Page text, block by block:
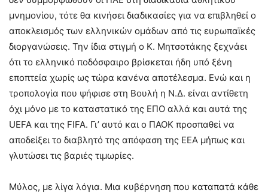
μνημονίου, τότε θα κινήσει διαδικασίες για να επιβληθεί ο
αποκλεισμός των ελληνικών ομάδων από τις ευρωπαϊκές
διοργανώσεις. Την ίδια στιγμή ο Κ. Μητσοτάκης ξεχνάει
ότι το ελληνικό ποδόσφαιρο βρίσκεται ήδη υπό ξένη
εποπτεία χωρίς ως τώρα κανένα αποτέλεσμα. Ενώ και η
τροπολογία που ψήφισε στη Βουλή η Ν.Δ. είναι αντίθετη
όχι μόνο με το καταστατικό της ΕΠΟ αλλά και αυτά της
UEFA και της FIFA. Γι’ αυτό και ο ΠΑΟΚ προσπαθεί να
αποδείξει το διαβλητό της απόφαση της ΕΕΑ μήπως και
γλυτώσει τις βαριές τιμωρίες.
Μύλος, με λίγα λόγια. Μια κυβέρνηση που καταπατά κάθε